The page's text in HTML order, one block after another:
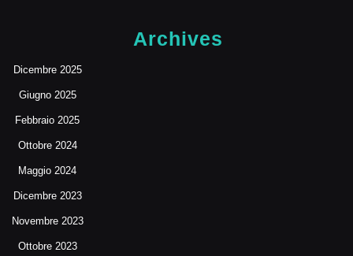
Archives
Dicembre 2025
Giugno 2025
Febbraio 2025
Ottobre 2024
Maggio 2024
Dicembre 2023
Novembre 2023
Ottobre 2023